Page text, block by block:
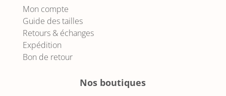
Mon compte
Guide des tailles
Retours & échanges
Expédition
Bon de retour
Nos boutiques